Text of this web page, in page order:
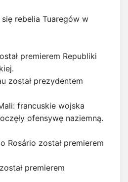
się rebelia Tuaregów w
premierem Republiki
został prezydentem
francuskie wojska
ofensywę naziemną.
Rosário został premierem
premierem